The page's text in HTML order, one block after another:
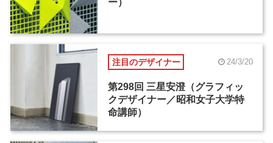
注目のデザイナー 24/3/20
第298回 三星安澄（グラフィッ
クデザイナー／昭和女子大学特
命講師）